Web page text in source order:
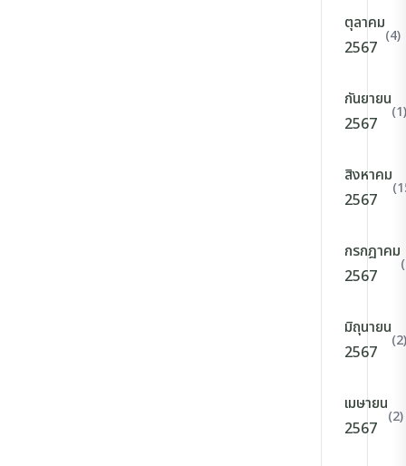
ตุลาคม
2567
(4)
กันยายน
2567
(1)
สิงหาคม
2567
กรกฎาคม
2567
มิถุนายน
2567
(2)
เมษายน
2567
(2)